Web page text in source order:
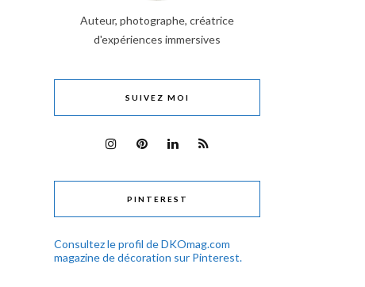
Auteur, photographe, créatrice
d'expériences immersives
SUIVEZ MOI
PINTEREST
Consultez le profil de DKOmag.com
magazine de décoration sur Pinterest.